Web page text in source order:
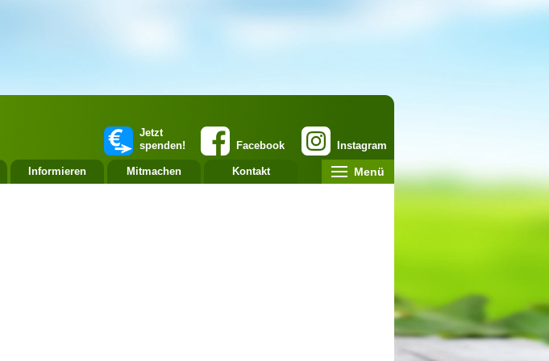
Instagram
Facebook
Jetzt
spenden!
Informieren Mitmachen Kontakt Menü